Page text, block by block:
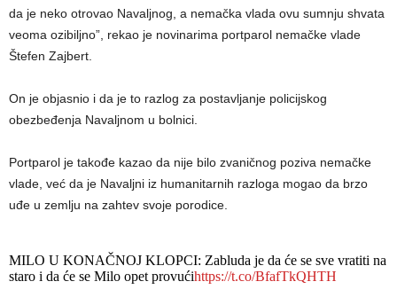
da je neko otrovao Navaljnog, a nemačka vlada ovu sumnju shvata
veoma ozibiljno”, rekao je novinarima portparol nemačke vlade
Štefen Zajbert.
On je objasnio i da je to razlog za postavljanje policijskog
obezbeđenja Navaljnom u bolnici.
Portparol je takođe kazao da nije bilo zvaničnog poziva nemačke
vlade, već da je Navaljni iz humanitarnih razloga mogao da brzo
uđe u zemlju na zahtev svoje porodice.
MILO U KONAČNOJ KLOPCI: Zabluda je da će se sve vratiti na
staro i da će se Milo opet provućihttps://t.co/BfafTkQHTH